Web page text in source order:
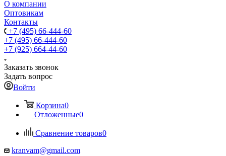
О компании
Оптовикам
Контакты
+7 (495) 66-444-60
+7 (495) 66-444-60
+7 (925) 664-44-60
Заказать звонок
Задать вопрос
Войти
Корзина0
Отложенные0
Сравнение товаров0
kranvam@gmail.com